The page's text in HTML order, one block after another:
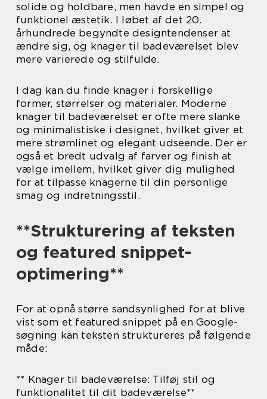
solide og holdbare, men havde en simpel og
funktionel æstetik. I løbet af det 20.
århundrede begyndte designtendenser at
ændre sig, og knager til badeværelset blev
mere varierede og stilfulde.
I dag kan du finde knager i forskellige
former, størrelser og materialer. Moderne
knager til badeværelset er ofte mere slanke
og minimalistiske i designet, hvilket giver et
mere strømlinet og elegant udseende. Der er
også et bredt udvalg af farver og finish at
vælge imellem, hvilket giver dig mulighed
for at tilpasse knagerne til din personlige
smag og indretningsstil.
**Strukturering af teksten
og featured snippet-
optimering**
For at opnå større sandsynlighed for at blive
vist som et featured snippet på en Google-
søgning kan teksten struktureres på følgende
måde:
** Knager til badeværelse: Tilføj stil og
funktionalitet til dit badeværelse**